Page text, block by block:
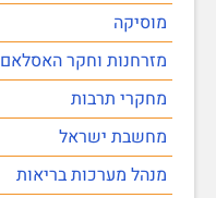
מוסיקה
מזרחנות וחקר האסלאם
מחקרי תרבות
מחשבת ישראל
מנהל מערכות בריאות